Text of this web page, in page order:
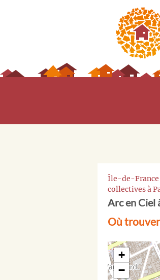
Île-de-France
collectives à
Arc en Ciel
Où
+
−